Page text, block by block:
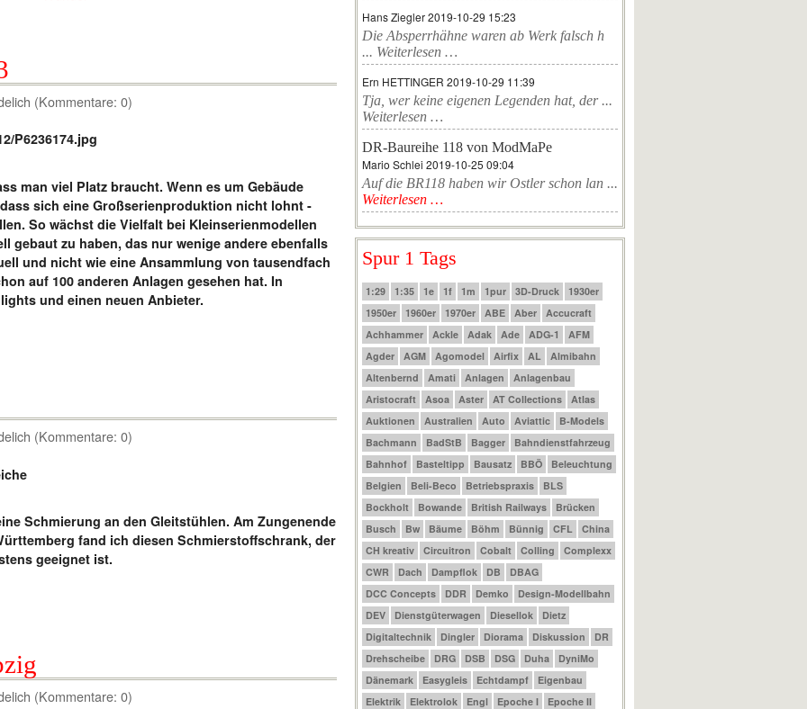
(Kommentare: 0)
man viel Platz braucht. Wenn es um Gebäude
sich eine Großserienproduktion nicht lohnt -
So wächst die Vielfalt bei Kleinserienmodellen
gebaut zu haben, das nur wenige andere ebenfalls
und nicht wie eine Ansammlung von tausendfach
auf 100 anderen Anlagen gesehen hat. In
und einen neuen Anbieter.
(Kommentare: 0)
Schmierung an den Gleitstühlen. Am Zungenende
fand ich diesen Schmierstoffschrank, der
geeignet ist.
(Kommentare: 0)
Hans Ziegler2019-10-29 15:23
Die Absperrhähne waren ab Werk falsch h
... Weiterlesen …
Ern HETTINGER 2019-10-29 11:39
Tja, wer keine eigenen Legenden hat, der ...
Weiterlesen …
DR-Baureihe 118 von ModMaPe
Mario Schlei 2019-10-25 09:04
Auf die BR118 haben wir Ostler schon lan ...
Weiterlesen …
Spur 1 Tags
1:29 1:35 1e 1f 1m 1pur 3D-Druck
1930er
1950er
1960er 1970er ABE Aber
Accucraft
Achhammer
Ackle Adak Ade ADG-1
AFM
Agder
AGM Agomodel Airfix AL
Almibahn
Altenbernd
Amati Anlagen
Anlagenbau
Aristocraft
Asoa Aster AT Collections
Atlas
Auktionen
Australien Auto Aviattic
B-Models
Bachmann
BadStB Bagger
Bahndienstfahrzeug
Bahnhof
Basteltipp Bausatz BBÖ
Beleuchtung
Belgien
Beli-Beco Betriebspraxis
BLS
Bockholt
Bowande British Railways
Brücken
Busch
Bw Bäume Böhm Bünnig CFL
China
CH kreativ
Circuitron Cobalt Colling
Complexx
CWR
Dach Dampflok DB
DBAG
DCC Concepts
DDR Demko
Design-Modellbahn
DEV
Dienstgüterwagen Diesellok
Dietz
Digitaltechnik
Dingler Diorama Diskussion
DR
Drehscheibe
DRG DSB DSG Duha
DyniMo
Dänemark
Easygleis Echtdampf
Eigenbau
Elektrik
Elektrolok Engl Epoche I
Epoche II